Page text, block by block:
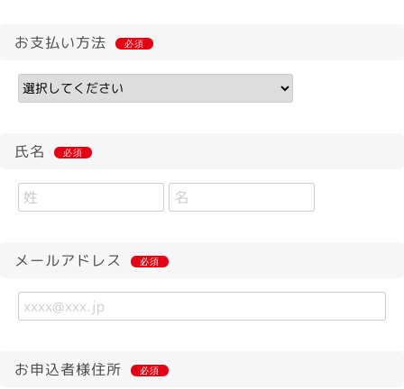
お支払い方法 必須
氏名 必須
メールアドレス 必須
お申込者様住所 必須